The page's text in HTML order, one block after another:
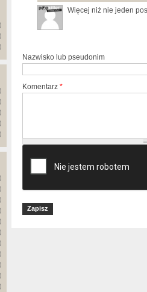
Więcej niż nie jeden
Nazwisko lub pseudonim
Komentarz *